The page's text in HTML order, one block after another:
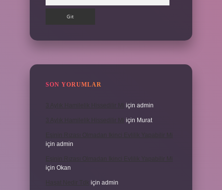
SON YORUMLAR
için admin
için Murat
için admin
için Okan
için admin